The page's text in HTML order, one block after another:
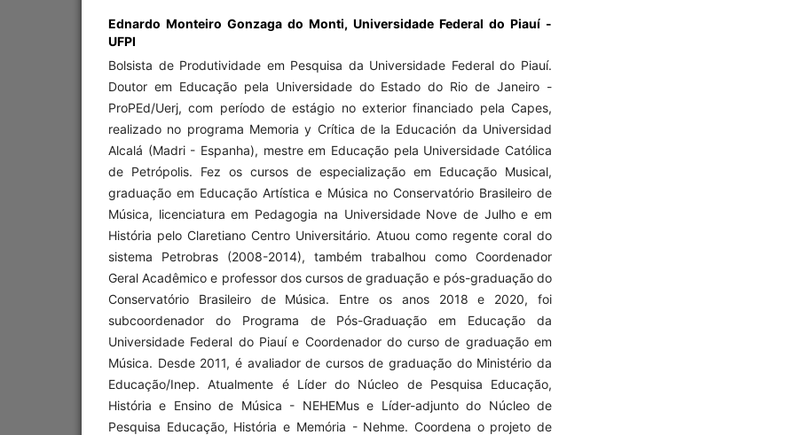
Ednardo Monteiro Gonzaga do Monti, Universidade Federal do Piauí -
UFPI
Bolsista de Produtividade em Pesquisa da Universidade Federal do Piauí.
Doutor em Educação pela Universidade do Estado do Rio de Janeiro -
ProPEd/Uerj, com período de estágio no exterior financiado pela Capes,
realizado no programa Memoria y Crítica de la Educación da Universidad
Alcalá (Madri - Espanha), mestre em Educação pela Universidade Católica
de Petrópolis. Fez os cursos de especialização em Educação Musical,
graduação em Educação Artística e Música no Conservatório Brasileiro de
Música, licenciatura em Pedagogia na Universidade Nove de Julho e em
História pelo Claretiano Centro Universitário. Atuou como regente coral do
sistema Petrobras (2008-2014), também trabalhou como Coordenador
Geral Acadêmico e professor dos cursos de graduação e pós-graduação do
Conservatório Brasileiro de Música. Entre os anos 2018 e 2020, foi
subcoordenador do Programa de Pós-Graduação em Educação da
Universidade Federal do Piauí e Coordenador do curso de graduação em
Música. Desde 2011, é avaliador de cursos de graduação do Ministério da
Educação/Inep. Atualmente é Líder do Núcleo de Pesquisa Educação,
História e Ensino de Música - NEHEMus e Líder-adjunto do Núcleo de
Pesquisa Educação, História e Memória - Nehme. Coordena o projeto de